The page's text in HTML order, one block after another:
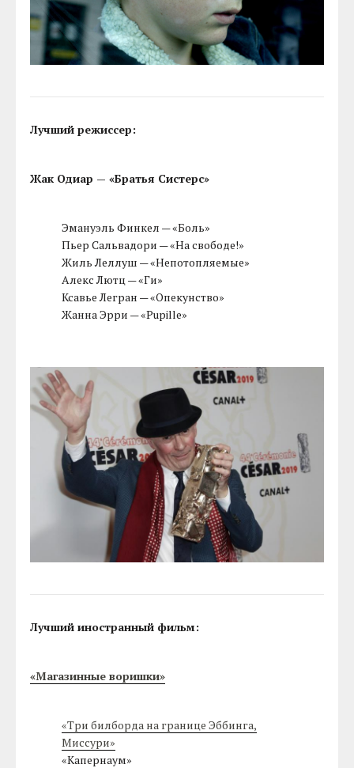
Лучший режиссер:
Жак Одиар — «Братья Систерс»
Эмануэль Финкел — «Боль»
Пьер Сальвадори — «На свободе!»
Жиль Леллуш — «Непотопляемые»
Алекс Лютц — «Ги»
Ксавье Легран — «Опекунство»
Жанна Эрри — «Pupille»
Лучший иностранный фильм:
«Магазинные воришки»
«Три билборда на границе Эббинга,
Миссури»
«Капернаум»